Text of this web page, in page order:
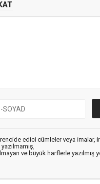
edici cümleler veya imalar,
ve büyük harflerle yazılmış